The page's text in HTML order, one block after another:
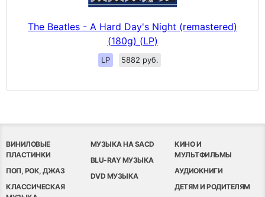
The Beatles - A Hard Day's Night (remastered)
(180g) (LP)
LP 5882 руб.
ВИНИЛОВЫЕ
ПЛАСТИНКИ
ПОП, РОК, ДЖАЗ
КЛАССИЧЕСКАЯ
МУЗЫКА НА SACD
BLU-RAY МУЗЫКА
DVD МУЗЫКА
КИНО И
МУЛЬТФИЛЬМЫ
АУДИОКНИГИ
ДЕТЯМ И РОДИТЕЛЯМ